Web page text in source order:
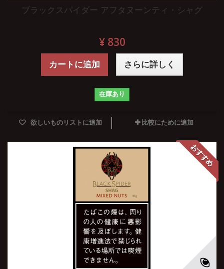
ブラックスパイダー アフタヌーンティ・シャグ
¥ 830
カートに追加 さらに詳しく
在庫あり
欲しいものリストに追加 比較にために追加
おすすめ